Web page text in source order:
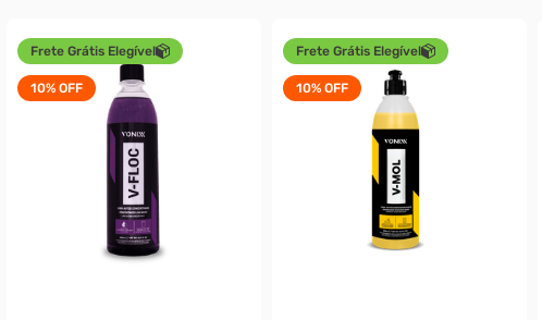
Frete Grátis Elegível
10% OFF
Frete Grátis Elegível
10% OFF